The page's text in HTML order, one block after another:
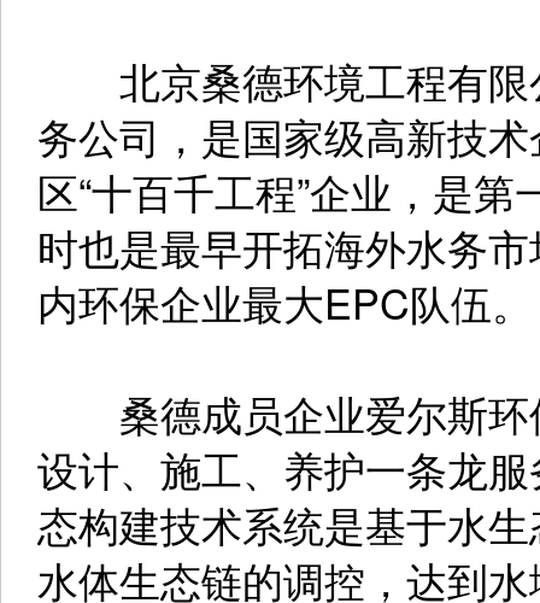
北京桑德环境工程有限
务公司，是国家级高新技
区“十百千工程”企业，是
时也是最早开拓海外水务
内环保企业最大EPC队伍。
桑德成员企业爱尔斯环
设计、施工、养护一条龙
态构建技术系统是基于水
水体生态链的调控，达到